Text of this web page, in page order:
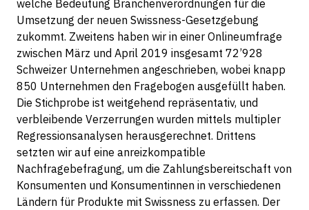
welche Bedeutung Branchenverordnungen für die
Umsetzung der neuen Swissness-Gesetzgebung
zukommt. Zweitens haben wir in einer Onlineumfrage
zwischen März und April 2019 insgesamt 72’928
Schweizer Unternehmen angeschrieben, wobei knapp
850 Unternehmen den Fragebogen ausgefüllt haben.
Die Stichprobe ist weitgehend repräsentativ, und
verbleibende Verzerrungen wurden mittels multipler
Regressionsanalysen herausgerechnet. Drittens
setzten wir auf eine anreizkompatible
Nachfragebefragung, um die Zahlungsbereitschaft von
Konsumenten und Konsumentinnen in verschiedenen
Ländern für Produkte mit Swissness zu erfassen. Der